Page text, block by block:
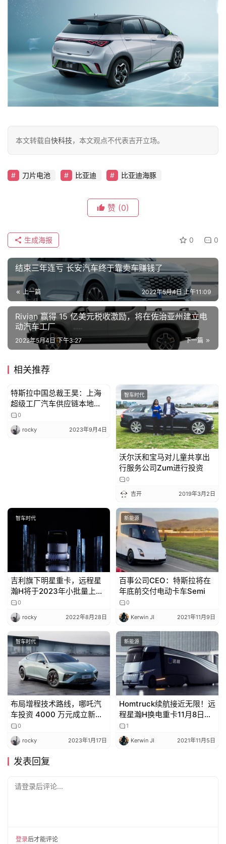
源
测
师
旅
车
专
栏
吉
开
l
登录 注册
本文转载自快科技，本文观点不代表吉开立场。
刀片电池 比亚迪 比亚迪海豚
赞 (0)
0 0
生成海报
结束三年连亏 长安汽车终于靠卖车赚钱了
上一篇 2022年5月4日 上午11:09
Rivian 赢得 15 亿美元税收激励，将在佐治亚州建立电
动汽车工厂
下一篇
2022年5月4日 下午3:27
相关推荐
智车时代
特斯拉中国总裁王昊：上海
超级工厂汽车供应链本地化
率超过 95%
0
rocky 2023年9月4日
智车时代
沃尔沃和宝马对儿童共享出
行服务公司Zum进行投资
0
吉开 2019年3月2日
智车时代
吉利旗下明星重卡，远程星
瀚H将于2023年小批量上
市，续航超1000km
0
rocky 2022年8月28日
新能源
百事公司CEO：特斯拉将在
年底前交付电动卡车Semi
0
Kerwin JI 2021年11月9日
智车时代
布局增程技术路线，哪吒汽
车投资 4000 万元成立新公
司0
rocky 2023年1月17日
新能源
Homtruck续航接近无限！远
程星瀚H换电重卡11月8日发
布1
Kerwin JI 2021年11月5日
发表回复
请登录后评论...
登录后才能评论